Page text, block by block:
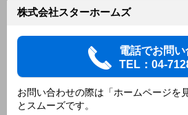
株式会社スターホームズ
電話でお問い
TEL：04-
お問い合わせの際は「ホームページを
とスムーズです。